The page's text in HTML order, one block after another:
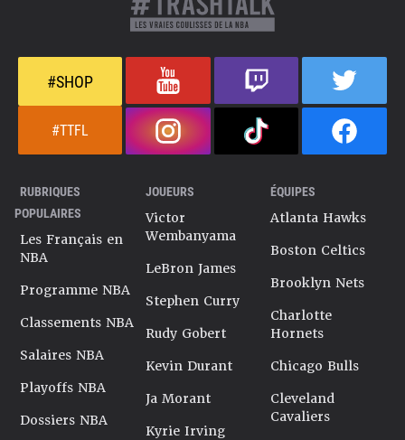
#SHOP
#TTFL
RUBRIQUES
POPULAIRES
Les Français en
NBA
Programme NBA
Classements NBA
Salaires NBA
Playoffs NBA
Dossiers NBA
JOUEURS
Victor
Wembanyama
LeBron James
Stephen Curry
Rudy Gobert
Kevin Durant
Ja Morant
Kyrie Irving
ÉQUIPES
Atlanta Hawks
Boston Celtics
Brooklyn Nets
Charlotte
Hornets
Chicago Bulls
Cleveland
Cavaliers